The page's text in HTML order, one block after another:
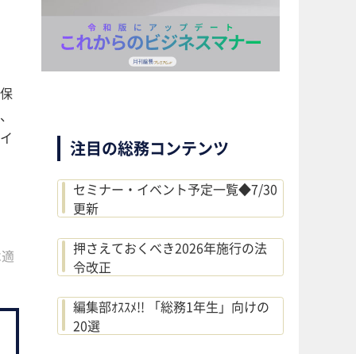
注目の総務コンテンツ
セミナー・イベント予定一覧◆7/30
更新
押さえておくべき2026年施行の法
令改正
編集部ｵｽｽﾒ!! 「総務1年生」向けの
20選